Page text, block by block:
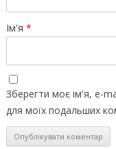
Ім'я *
Зберегти моє ім'я, e-
для моїх подальших